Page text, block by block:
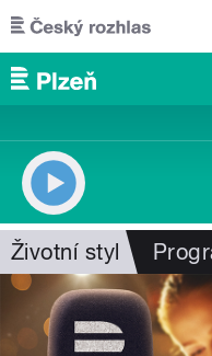
Přejít k hlavnímu obsahu
Životní styl